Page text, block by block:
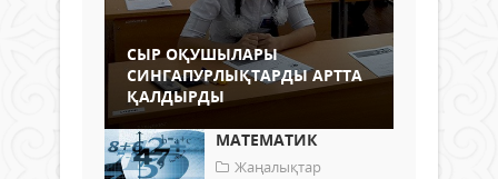
СЫР ОҚУШЫЛАРЫ
СИНГАПУРЛЫҚТАРДЫ АРТТА
ҚАЛДЫРДЫ
МАТЕМАТИК
Жаңалықтар